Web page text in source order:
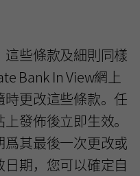
這些條款及細則同樣
Bank In View網上
更改這些條款。任
發佈後立即生效。
其最後一次更改或
期，您可以確定自